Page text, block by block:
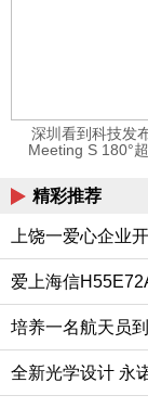
深圳看到科技发
Meeting S 180°
精彩推荐
上饶一爱心企业
爱上海信
培养一名航天员
全新光学设计 永